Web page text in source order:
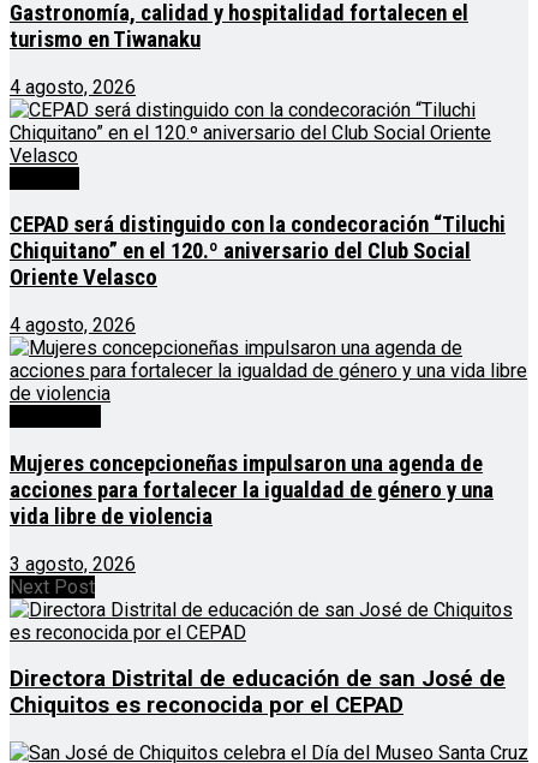
Gastronomía, calidad y hospitalidad fortalecen el
turismo en Tiwanaku
4 agosto, 2026
CEPAD será distinguido con la condecoración “Tiluchi
Chiquitano” en el 120.º aniversario del Club Social
Oriente Velasco
4 agosto, 2026
Mujeres concepcioneñas impulsaron una agenda de
acciones para fortalecer la igualdad de género y una
vida libre de violencia
3 agosto, 2026
Next Post
Directora Distrital de educación de san José de
Chiquitos es reconocida por el CEPAD